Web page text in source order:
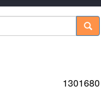
1301680